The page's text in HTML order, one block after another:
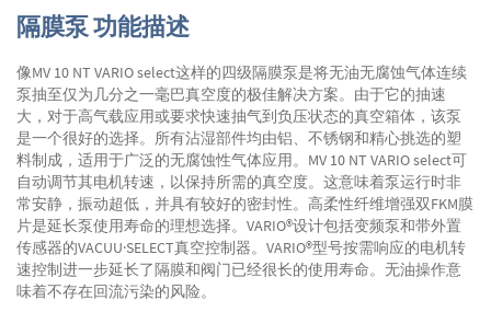
隔膜泵 功能描述
像MV 10 NT VARIO select这样的四级隔膜泵是将无油无腐蚀气体连续
泵抽至仅为几分之一毫巴真空度的极佳解决方案。由于它的抽速
大，对于高气载应用或要求快速抽气到负压状态的真空箱体，该泵
是一个很好的选择。所有沾湿部件均由铝、不锈钢和精心挑选的塑
料制成，适用于广泛的无腐蚀性气体应用。MV 10 NT VARIO select可
自动调节其电机转速，以保持所需的真空度。这意味着泵运行时非
常安静，振动超低，并具有较好的密封性。高柔性纤维增强双FKM膜
片是延长泵使用寿命的理想选择。VARIO®设计包括变频泵和带外置
传感器的VACUU·SELECT真空控制器。VARIO®型号按需响应的电机转
速控制进一步延长了隔膜和阀门已经很长的使用寿命。无油操作意
味着不存在回流污染的风险。